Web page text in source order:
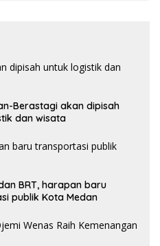
Berastagi akan dipisah
dan wisata
BRT, harapan baru
publik Kota Medan